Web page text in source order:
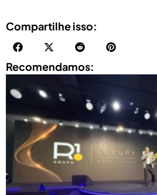
Compartilhe isso:
Recomendamos: